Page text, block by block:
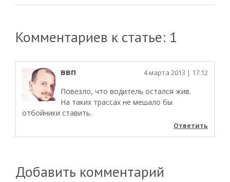
Комментариев к статье: 1
ввп 4 марта 2013 | 17:12
Повезло, что водитель остался жив.
На таких трассах не мешало бы
отбойники ставить.
Ответить
Добавить комментарий